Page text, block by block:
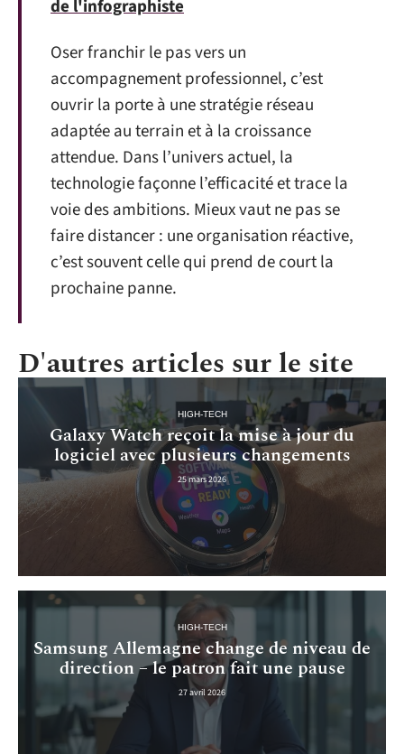
de l'infographiste
Oser franchir le pas vers un
accompagnement professionnel, c’est
ouvrir la porte à une stratégie réseau
adaptée au terrain et à la croissance
attendue. Dans l’univers actuel, la
technologie façonne l’efficacité et trace la
voie des ambitions. Mieux vaut ne pas se
faire distancer : une organisation réactive,
c’est souvent celle qui prend de court la
prochaine panne.
D'autres articles sur le site
HIGH-TECH
Galaxy Watch reçoit la mise à jour du
logiciel avec plusieurs changements
25 mars 2026
HIGH-TECH
Samsung Allemagne change de niveau de
direction – le patron fait une pause
27 avril 2026